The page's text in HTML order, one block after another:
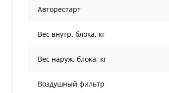
Авторестарт
Вес внутр. блока, кг
Вес наруж. блока, кг
Воздушный фильтр